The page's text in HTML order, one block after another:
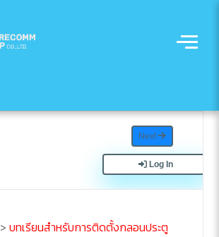
Next
Log In
>บทเรียนสำหรับการติดตั้งกลอนประตู